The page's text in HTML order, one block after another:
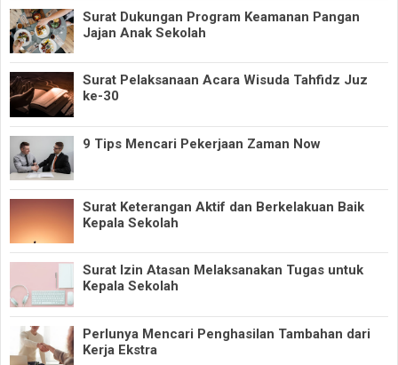
Surat Dukungan Program Keamanan Pangan
Jajan Anak Sekolah
Surat Pelaksanaan Acara Wisuda Tahfidz Juz
ke-30
9 Tips Mencari Pekerjaan Zaman Now
Surat Keterangan Aktif dan Berkelakuan Baik
Kepala Sekolah
Surat Izin Atasan Melaksanakan Tugas untuk
Kepala Sekolah
Perlunya Mencari Penghasilan Tambahan dari
Kerja Ekstra